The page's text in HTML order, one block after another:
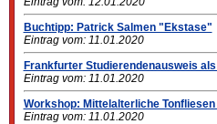
Buchtipp: Patrick Salmen "Ekstase"
Eintrag vom: 11.01.2020
Frankfurter Studierendenausweis
Eintrag vom: 11.01.2020
Workshop: Mittelalterliche
Eintrag vom: 11.01.2020